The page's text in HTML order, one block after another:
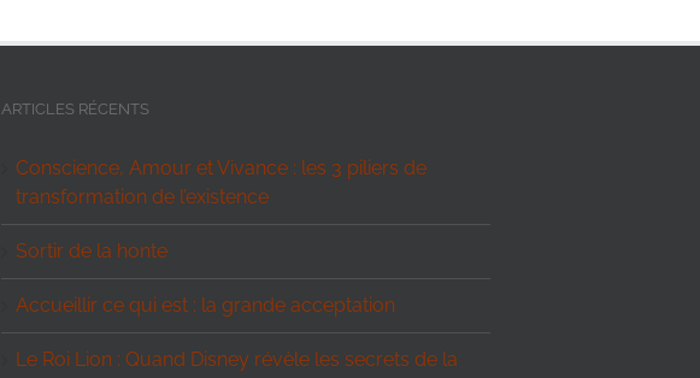
ARTICLES RÉCENTS
Conscience, Amour et Vivance : les 3 piliers de
transformation de l’existence
Sortir de la honte
Accueillir ce qui est : la grande acceptation
Le Roi Lion : Quand Disney révèle les secrets de la